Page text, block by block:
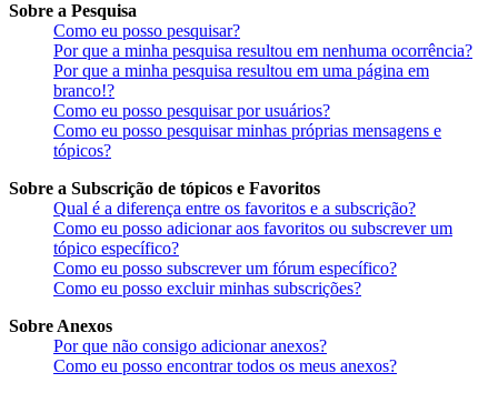
Sobre a Pesquisa
Como eu posso pesquisar?
Por que a minha pesquisa resultou em nenhuma ocorrência?
Por que a minha pesquisa resultou em uma página em
branco!?
Como eu posso pesquisar por usuários?
Como eu posso pesquisar minhas próprias mensagens e
tópicos?
Sobre a Subscrição de tópicos e Favoritos
Qual é a diferença entre os favoritos e a subscrição?
Como eu posso adicionar aos favoritos ou subscrever um
tópico específico?
Como eu posso subscrever um fórum específico?
Como eu posso excluir minhas subscrições?
Sobre Anexos
Por que não consigo adicionar anexos?
Como eu posso encontrar todos os meus anexos?